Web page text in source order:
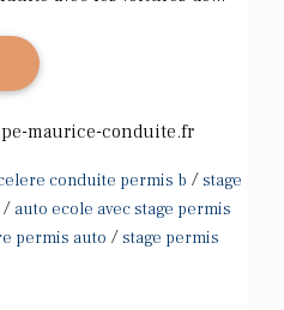
maurice-conduite.fr
conduite permis b /stage
/ auto ecole avec stage permis
permis auto /stage permis